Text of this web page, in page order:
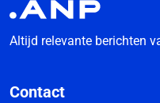
Altijd relevante berichten
Contact